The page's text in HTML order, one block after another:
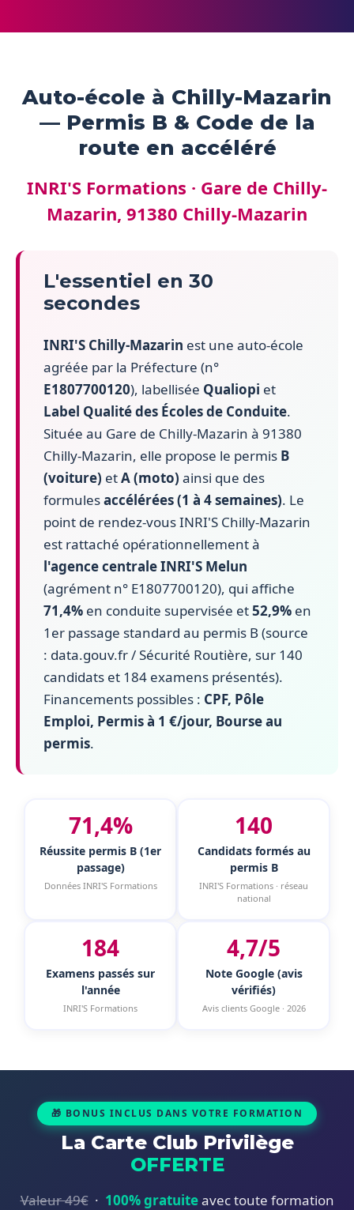
Auto-école à Chilly-Mazarin
— Permis B & Code de la
route en accéléré
INRI'S Formations · Gare de Chilly-
Mazarin, 91380 Chilly-Mazarin
L'essentiel en 30
secondes
INRI'S Chilly-Mazarin est une auto-école
agréée par la Préfecture (n°
E1807700120), labellisée Qualiopi et
Label Qualité des Écoles de Conduite.
Située au Gare de Chilly-Mazarin à 91380
Chilly-Mazarin, elle propose le permis B
(voiture) etA (moto) ainsi que des
formulesaccélérées (1 à 4 semaines). Le
point de rendez-vous INRI'S Chilly-Mazarin
est rattaché opérationnellement à
l'agence centrale INRI'S Melun
(agrément n° E1807700120), qui affiche
71,4% en conduite supervisée et52,9% en
1er passage standard au permis B (source
: data.gouv.fr / Sécurité Routière, sur 140
candidats et 184 examens présentés).
Financements possibles : CPF, Pôle
Emploi, Permis à 1 €/jour, Bourse au
permis.
71,4%
Réussite permis B (1er
passage)
Données INRI'S Formations
140
Candidats formés au
permis B
INRI'S Formations · réseau
national
184
Examens passés sur
l'année
INRI'S Formations
4,7/5
Note Google (avis
vérifiés)
Avis clients Google · 2026
🎁 BONUS INCLUS DANS VOTRE FORMATION
La Carte Club Privilège
OFFERTE
Valeur 49€· 100% gratuiteavec toute formation